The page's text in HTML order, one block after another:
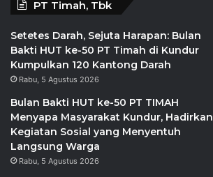
PT Timah, Tbk
Setetes Darah, Sejuta Harapan: Bulan
Bakti HUT ke-50 PT Timah di Kundur
Kumpulkan 120 Kantong Darah
Rabu, 5 Agustus 2026
Bulan Bakti HUT ke-50 PT TIMAH
Menyapa Masyarakat Kundur, Hadirkan
Kegiatan Sosial yang Menyentuh
Langsung Warga
Rabu, 5 Agustus 2026